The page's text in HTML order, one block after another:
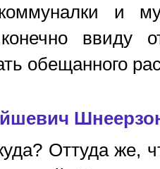
и
ввиду
обещанного
Оттуда же,